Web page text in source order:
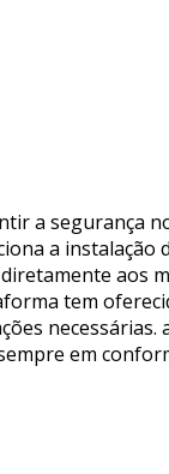
a segurança
a instalação
aos
tem
em